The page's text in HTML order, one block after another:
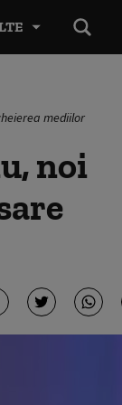
mediilor
noi